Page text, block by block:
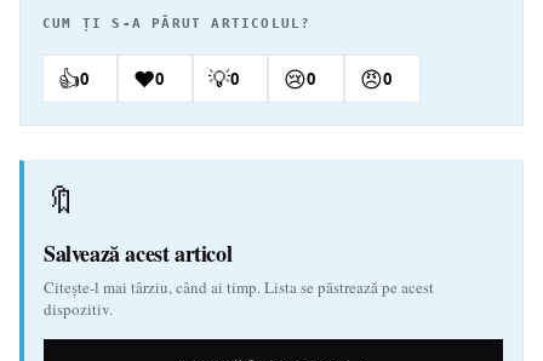
CUM ȚI S-A PĂRUT ARTICOLUL?
👍0 ❤️0 💡0 😢0 😠0
🔖
Salvează acest articol
Citește-l mai târziu, când ai timp. Lista se păstrează pe acest
dispozitiv.